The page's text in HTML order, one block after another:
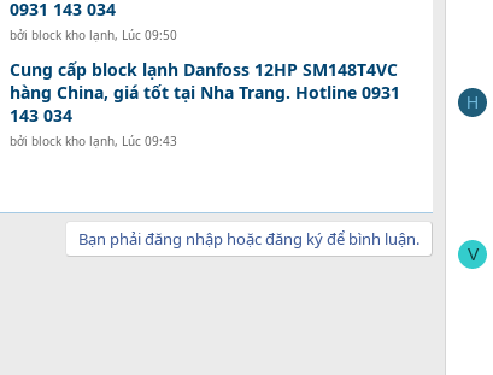
0931 143 034
bởi block kho lạnh, Lúc 09:50
Cung cấp block lạnh Danfoss 12HP SM148T4VC
hàng China, giá tốt tại Nha Trang. Hotline 0931
143 034
bởi block kho lạnh, Lúc 09:43
Bạn phải đăng nhập hoặc đăng ký để bình luận.
H
V